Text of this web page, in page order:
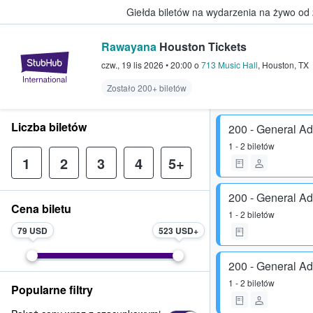
Giełda biletów na wydarzenia na żywo
StubHub — miejsce, w którym
Rawayana Houston Tickets
czw., 19 lis 2026 •20:00 o 713 Music Hall, Houston, TX
Zostało 200+ biletów
200 - General
1 - 2 biletów
200 - General
1 - 2 biletów
200 - General
1 - 2 biletów
Liczba biletów
1 2 3 4 5+
Cena biletu
79 USD 523 USD
Popularne filtry